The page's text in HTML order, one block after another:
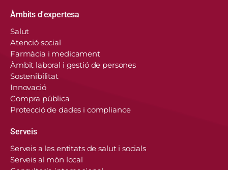
Àmbits d'expertesa
Salut
Atenció social
Farmàcia i medicament
Àmbit laboral i gestió de persones
Sostenibilitat
Innovació
Compra pública
Protecció de dades i compliance
Serveis
Serveis a les entitats de salut i socials
Serveis al món local